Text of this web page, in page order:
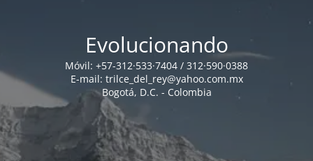
Evolucionando
Móvil: +57-312·533·7404 / 312·590·0388
E-mail: trilce_del_rey@yahoo.com.mx
Bogotá, D.C. - Colombia